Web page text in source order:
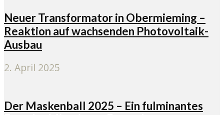
Neuer Transformator in Obermieming –
Reaktion auf wachsenden Photovoltaik-
Ausbau
2. April 2025
Der Maskenball 2025 – Ein fulminantes